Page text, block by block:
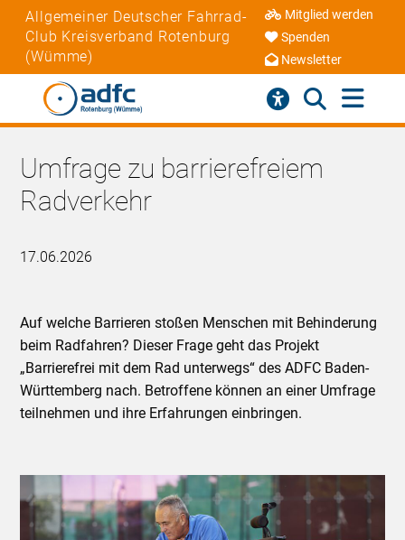
Allgemeiner Deutscher Fahrrad-
Club Kreisverband Rotenburg
(Wümme)
Mitglied werden
Spenden
Newsletter
Umfrage zu barrierefreiem
Radverkehr
17.06.2026
Auf welche Barrieren stoßen Menschen mit Behinderung
beim Radfahren? Dieser Frage geht das Projekt
„Barrierefrei mit dem Rad unterwegs“ des ADFC Baden-
Württemberg nach. Betroffene können an einer Umfrage
teilnehmen und ihre Erfahrungen einbringen.